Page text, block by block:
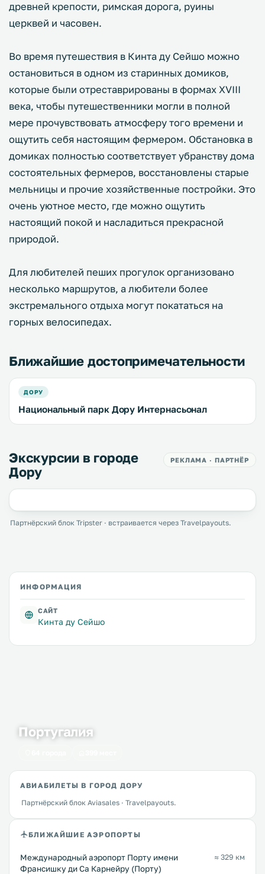
древней крепости, римская дорога, руины
церквей и часовен.
Во время путешествия в Кинта ду Сейшо можно
остановиться в одном из старинных домиков,
которые были отреставрированы в формах XVIII
века, чтобы путешественники могли в полной
мере прочувствовать атмосферу того времени и
ощутить себя настоящим фермером. Обстановка в
домиках полностью соответствует убранству дома
состоятельных фермеров, восстановлены старые
мельницы и прочие хозяйственные постройки. Это
очень уютное место, где можно ощутить
настоящий покой и насладиться прекрасной
природой.
Для любителей пеших прогулок организовано
несколько маршрутов, а любители более
экстремального отдыха могут покататься на
горных велосипедах.
Ближайшие достопримечательности
ДОРУ
Национальный парк Дору Интернасьонал
Экскурсии в городе
Дору
РЕКЛАМА · ПАРТНЁР
Партнёрский блок Tripster · встраивается через Travelpayouts.
ИНФОРМАЦИЯ
САЙТ
Кинта ду Сейшо
Португалия
АВИАБИЛЕТЫ В ГОРОД ДОРУ
Партнёрский блок Aviasales · Travelpayouts.
БЛИЖАЙШИЕ АЭРОПОРТЫ
Международный аэропорт Порту имени
Франсишку ди Са Карнейру (Порту)
≈ 329 км